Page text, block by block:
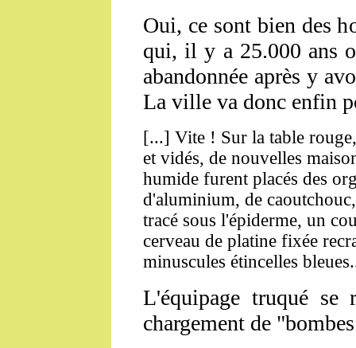
Oui, ce sont bien des
qui, il y a 25.000 ans
abandonnée après y
La ville va donc enfin
[...] Vite ! Sur la table
et vidés, de nouvelles
humide furent placés des
d'aluminium, de
tracé sous l'épiderme, un
cerveau de platine fixée
minuscules étincelles
L'équipage truqué se
chargement de